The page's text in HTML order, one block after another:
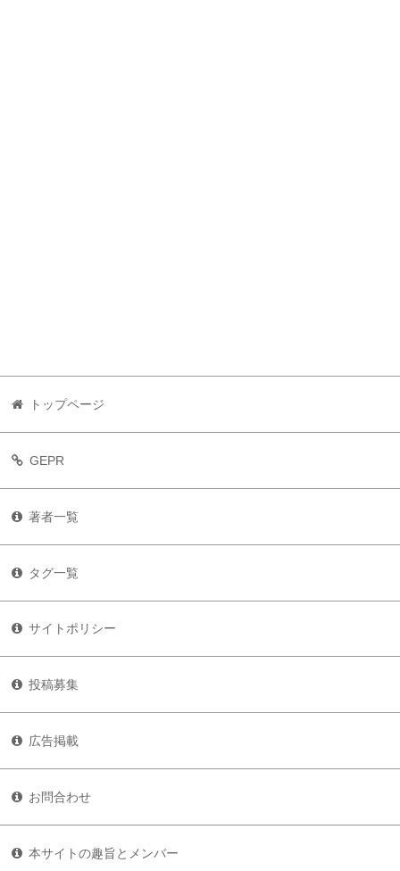
トップページ
GEPR
著者一覧
タグ一覧
サイトポリシー
投稿募集
広告掲載
お問合わせ
本サイトの趣旨とメンバー